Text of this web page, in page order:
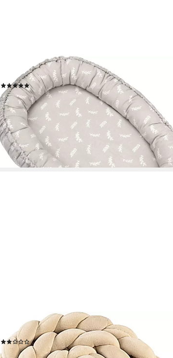
JULIUS ZÖLLNER
Kuschelnest NIDO Jersey, Twiggy, Made in Germany
(13)
ab 35,18 € UVP54,95 €
-36%
lieferbar in 2 Wochen
STERNTALER®
Nestchenschlange Wickeltischumrandung Edda
(2)
30,96 € UVP 39,99 €